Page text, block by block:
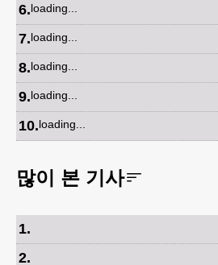
6.loading...
7.loading...
8.loading...
9.loading...
10.loading...
많이 본 기사
1.
2.